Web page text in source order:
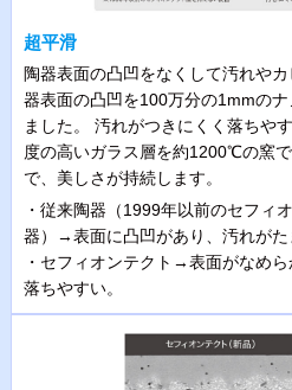
超平滑
陶器表面の凸凹をなくして汚れや
器表面の凸凹を100万分の1mmの
ました。 汚れがつきにくく落ちや
度の高いガラス層を約1200℃の窯
で、美しさが持続します。
・従来陶器（1999年以前のセフィ
器）→表面に凸凹があり、汚れがた
・セフィオンテクト→表面がなめ
落ちやすい。